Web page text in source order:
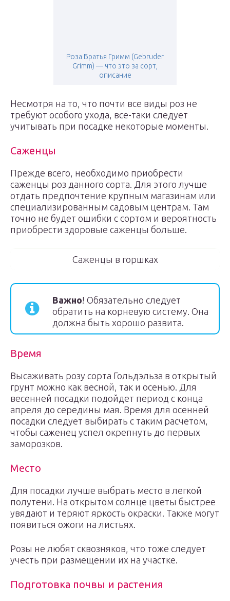
Роза Братья Гримм (Gebruder
Grimm) — что это за сорт,
описание
Несмотря на то, что почти все виды роз не
требуют особого ухода, все-таки следует
учитывать при посадке некоторые моменты.
Саженцы
Прежде всего, необходимо приобрести
саженцы роз данного сорта. Для этого лучше
отдать предпочтение крупным магазинам или
специализированным садовым центрам. Там
точно не будет ошибки с сортом и вероятность
приобрести здоровые саженцы больше.
Саженцы в горшках
Важно! Обязательно следует
обратить на корневую систему. Она
должна быть хорошо развита.
Время
Высаживать розу сорта Гольдэльза в открытый
грунт можно как весной, так и осенью. Для
весенней посадки подойдет период с конца
апреля до середины мая. Время для осенней
посадки следует выбирать с таким расчетом,
чтобы саженец успел окрепнуть до первых
заморозков.
Место
Для посадки лучше выбрать место в легкой
полутени. На открытом солнце цветы быстрее
увядают и теряют яркость окраски. Также могут
появиться ожоги на листьях.
Розы не любят сквозняков, что тоже следует
учесть при размещении их на участке.
Подготовка почвы и растения